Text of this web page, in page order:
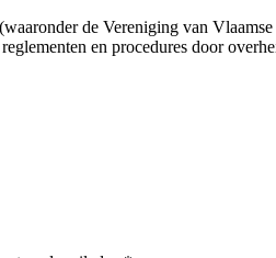
de Vereniging van
en procedures door